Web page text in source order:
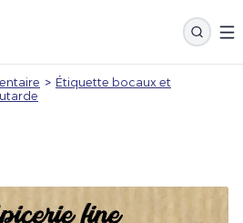
> Étiquette bocaux et